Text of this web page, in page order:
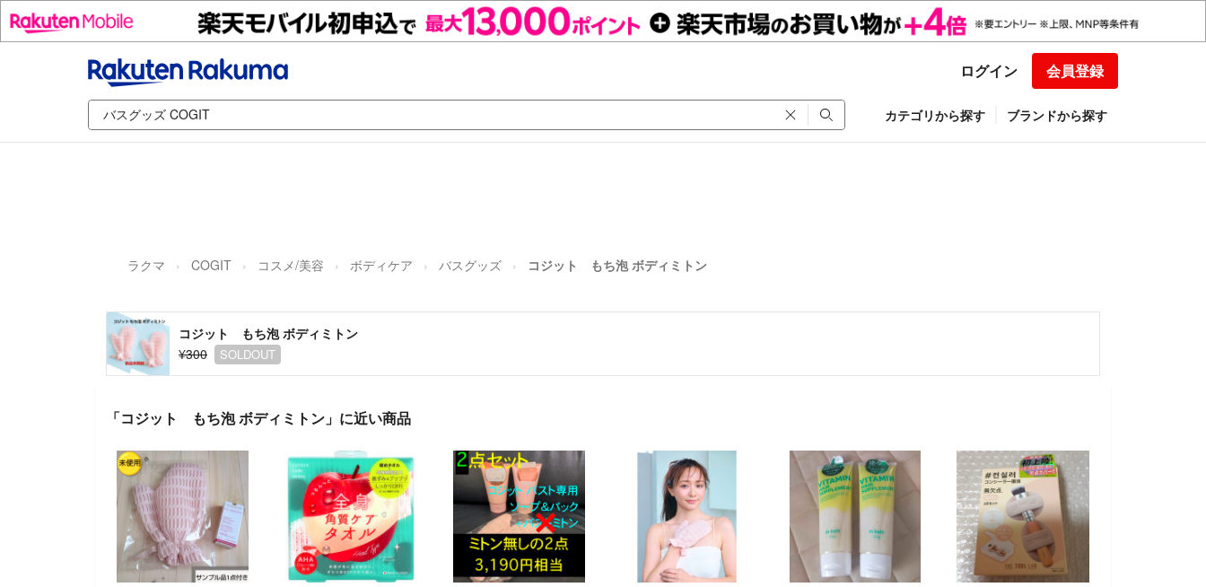
ログイン 会員登録
カテゴリから探す ブランドから探す
ラクマ COGIT コスメ/美容 ボディケア バスグッズ コジット もち泡 ボディミトン
コジット もち泡 ボディミトン
¥300
SOLDOUT
「コジット もち泡 ボディミトン」に近い商品